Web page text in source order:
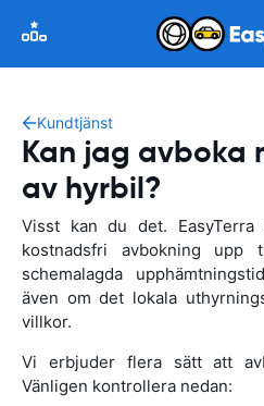
Kundtjänst
Kan jag avboka
av hyrbil?
Visst kan du det.
kostnadsfri avbokning
schemalagda
även om det lokala
villkor.
Vi erbjuder flera sätt att
Vänligen kontrollera nedan: